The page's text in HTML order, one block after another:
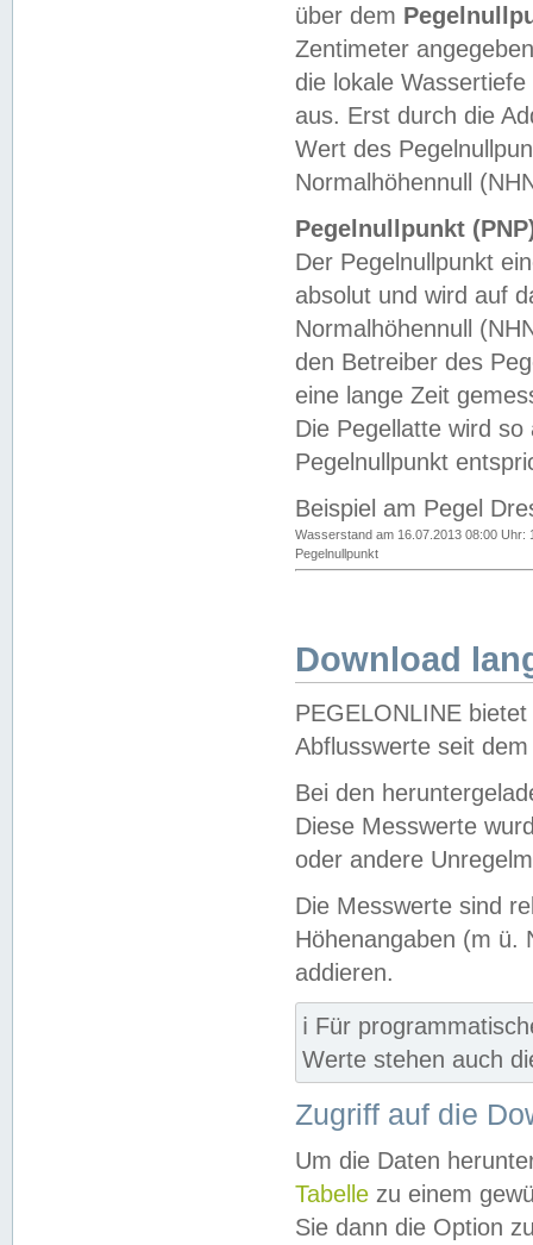
über dem
Zentimeter
die lokale
aus. Erst durch die
Wert des
Normalhöhennull
Pegelnullpunkt
Der Pegelnullpunkt
absolut und wird auf
Normalhöhennull
den Betreiber des
eine lange Zeit
Die Pegellatte wird
Pegelnullpunkt
Beispiel am Pegel
Wasserstand am 16.07.2013 08:00 Uhr:
Pegelnullpunkt
Download
PEGELONLINE
Abflusswerte seit
Bei den
Diese Messwerte
oder andere
Die Messwerte sind
Höhenangaben (m ü.
addieren.
ℹ️ Für
Werte stehen auch
Zugriff auf die
Um die Daten
Tabelle zu einem
Sie dann die Option